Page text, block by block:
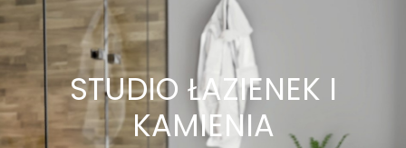
STUDIO ŁAZIENEK I
KAMIENIA